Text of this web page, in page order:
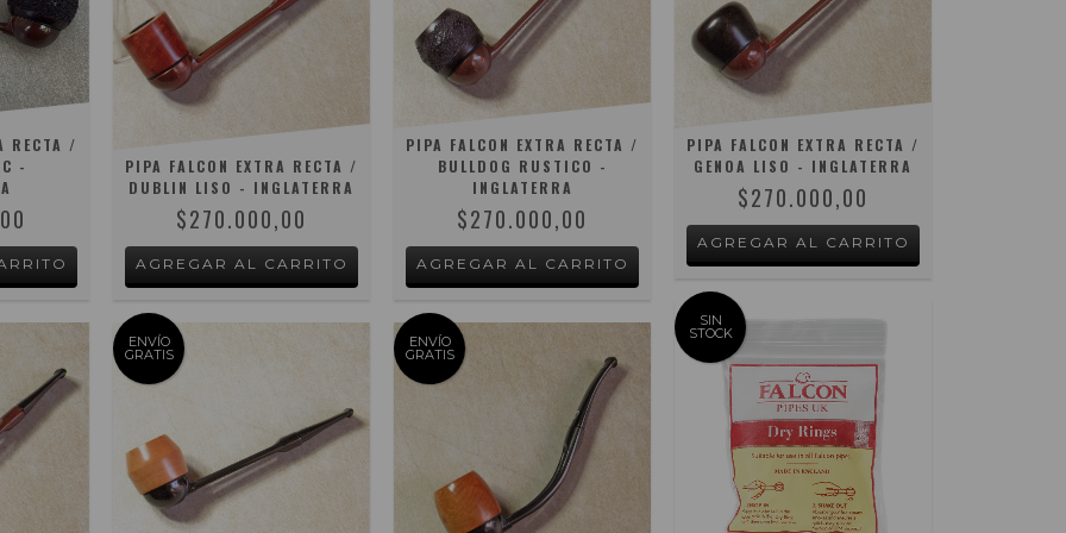
RECTA /
-
PIPA FALCON EXTRA RECTA /
DUBLIN LISO - INGLATERRA
$270.000,00
PIPA FALCON EXTRA RECTA /
BULLDOG RUSTICO -
INGLATERRA
$270.000,00
PIPA FALCON EXTRA RECTA /
GENOA LISO - INGLATERRA
$270.000,00
ENVÍO
GRATIS
ENVÍO
GRATIS
SIN
STOCK